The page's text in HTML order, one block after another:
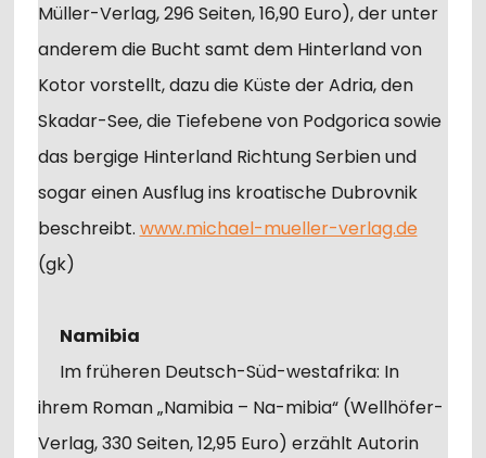
Müller-Verlag, 296 Seiten, 16,90 Euro), der unter
anderem die Bucht samt dem Hinterland von
Kotor vorstellt, dazu die Küste der Adria, den
Skadar-See, die Tiefebene von Podgorica sowie
das bergige Hinterland Richtung Serbien und
sogar einen Ausflug ins kroatische Dubrovnik
beschreibt. www.michael-mueller-verlag.de
(gk)
Namibia
Im früheren Deutsch-Süd-westafrika: In
ihrem Roman „Namibia – Na-mibia“ (Wellhöfer-
Verlag, 330 Seiten, 12,95 Euro) erzählt Autorin